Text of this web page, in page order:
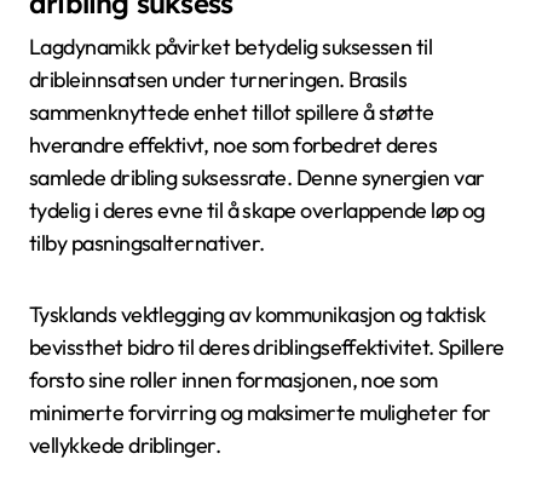
Lagdynamikk påvirket betydelig suksessen til
dribleinnsatsen under turneringen. Brasils
sammenknyttede enhet tillot spillere å støtte
hverandre effektivt, noe som forbedret deres
samlede dribling suksessrate. Denne synergien var
tydelig i deres evne til å skape overlappende løp og
tilby pasningsalternativer.
Tysklands vektlegging av kommunikasjon og taktisk
bevissthet bidro til deres driblingseffektivitet. Spillere
forsto sine roller innen formasjonen, noe som
minimerte forvirring og maksimerte muligheter for
vellykkede driblinger.